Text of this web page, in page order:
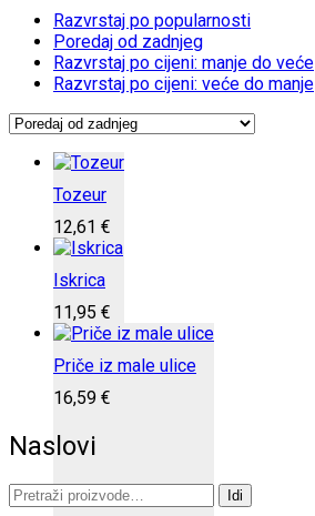
Razvrstaj po popularnosti
Poredaj od zadnjeg
Razvrstaj po cijeni: manje do veće
Razvrstaj po cijeni: veće do manje
Tozeur
12,61 €
Iskrica
11,95 €
Priče iz male ulice
16,59 €
Naslovi
Pretraži: Idi